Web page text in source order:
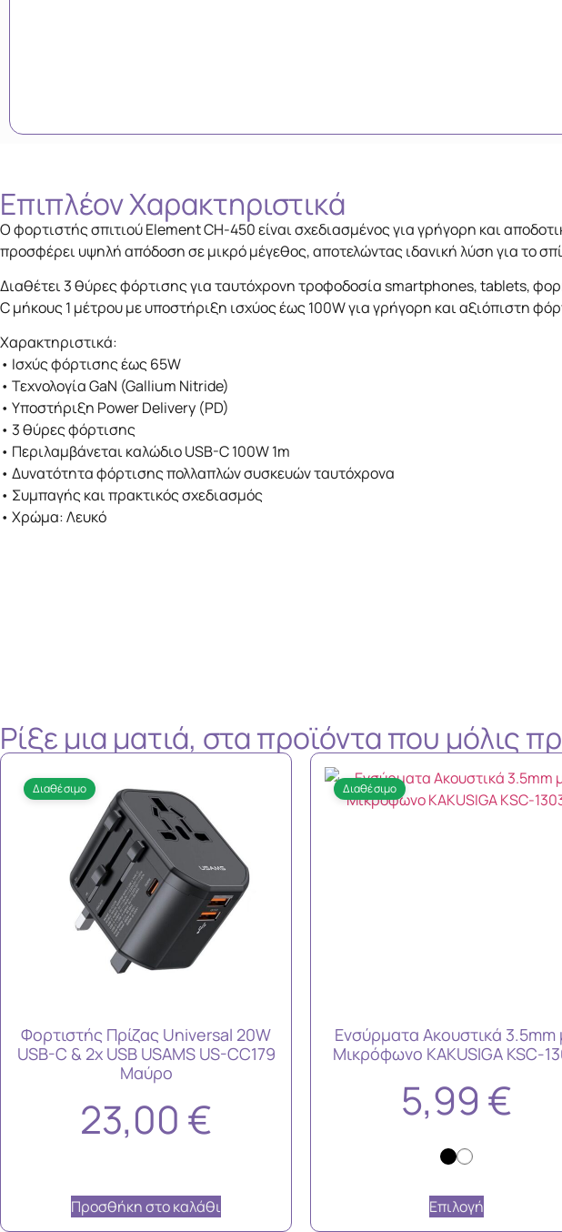
Επιπλέον Xαρακτηριστικά
Ο φορτιστής σπιτιού Element CH-450 είναι σχεδιασμένος για γρήγορη και
προσφέρει υψηλή απόδοση σε μικρό μέγεθος, αποτελώντας ιδανική λύση για το
Διαθέτει 3 θύρες φόρτισης για ταυτόχρονη τροφοδοσία smartphones, tablets,
C μήκους 1 μέτρου με υποστήριξη ισχύος έως 100W για γρήγορη και αξιόπιστη
Χαρακτηριστικά:
• Ισχύς φόρτισης έως 65W
• Τεχνολογία GaN (Gallium Nitride)
• Υποστήριξη Power Delivery (PD)
• 3 θύρες φόρτισης
• Περιλαμβάνεται καλώδιο USB-C 100W 1m
• Δυνατότητα φόρτισης πολλαπλών συσκευών ταυτόχρονα
• Συμπαγής και πρακτικός σχεδιασμός
• Χρώμα: Λευκό
Ρίξε μια ματιά, στα προϊόντα που μόλις
Διαθέσιμο
Φορτιστής Πρίζας Universal 20W
USB-C & 2x USB USAMS US-CC179
Μαύρο
23,00 €
Προσθήκη στο καλάθι
Διαθέσιμο
Ενσύρματα Ακουστικά 3.5mm
Μικρόφωνο KAKUSIGA KSC-
5,99 €
Επιλογή